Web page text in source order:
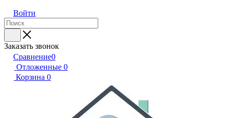
Войти
Заказать звонок
Сравнение0
Отложенные 0
Корзина 0